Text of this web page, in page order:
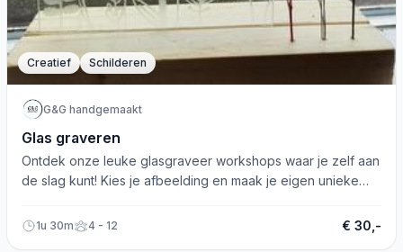
Creatief Schilderen
G&G handgemaakt
Glas graveren
Ontdek onze leuke glasgraveer workshops waar je zelf aan
de slag kunt! Kies je afbeelding en maak je eigen unieke
1u 30m 4 - 12 € 30,-